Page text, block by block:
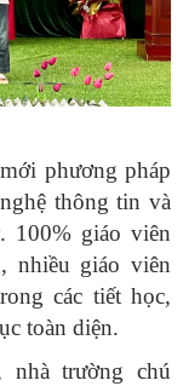
phương pháp
thông tin và
100% giáo viên
nhiều giáo viên
các tiết học,
toàn diện.
trường chú